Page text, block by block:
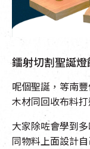
|簡
鐳射切割聖誕燈
呢個聖誕，等南
木材同回收布料
大家除咗會學到
同物料上面設計